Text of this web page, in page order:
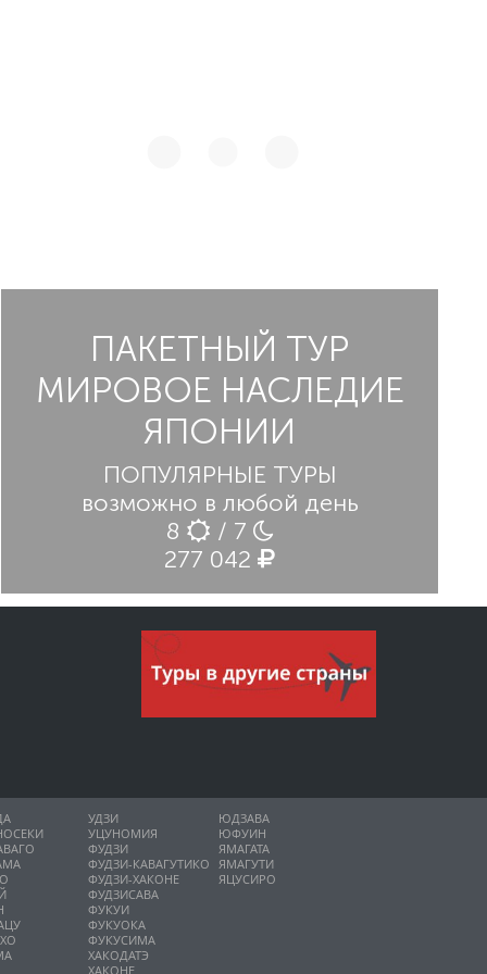
ПАКЕТНЫЙ ТУР
МИРОВОЕ НАСЛЕДИЕ
ЯПОНИИ
ПОПУЛЯРНЫЕ ТУРЫ
возможно в любой день
8
/ 7
277 042
УДЗИ
УЦУНОМИЯ
ФУДЗИ
ФУДЗИ-КАВАГУТИКО
ФУДЗИ-ХАКОНЕ
ФУДЗИСАВА
ФУКУИ
ФУКУОКА
ФУКУСИМА
ХАКОДАТЭ
ХАКОНЕ
ЮДЗАВА
ЮФУИН
ЯМАГАТА
ЯМАГУТИ
ЯЦУСИРО